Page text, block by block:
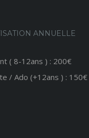
ANNUELLE
( 8-12ans ) : 200€
/ Ado (+12ans ) : 150€